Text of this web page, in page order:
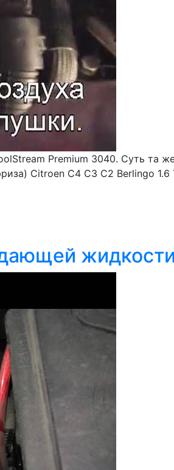
Premium 3040. Суть та
Citroen C4 C3 C2 Berlingo